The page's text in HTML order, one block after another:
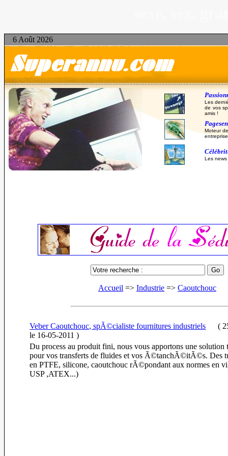
6 Août 2026
Les
de vos
amis !
Moteur
Les
Accueil => Industrie => Caoutchouc
Veber Caoutchouc, spÃ©cialiste fournitures industriels (
le 16-05-2011 )
Du process au produit fini, nous vous apportons une solution
pour vos transferts de fluides et vos Ã©tanchÃ©itÃ©s. Des
en PTFE, silicone, caoutchouc rÃ©pondant aux normes en
USP ,ATEX...)